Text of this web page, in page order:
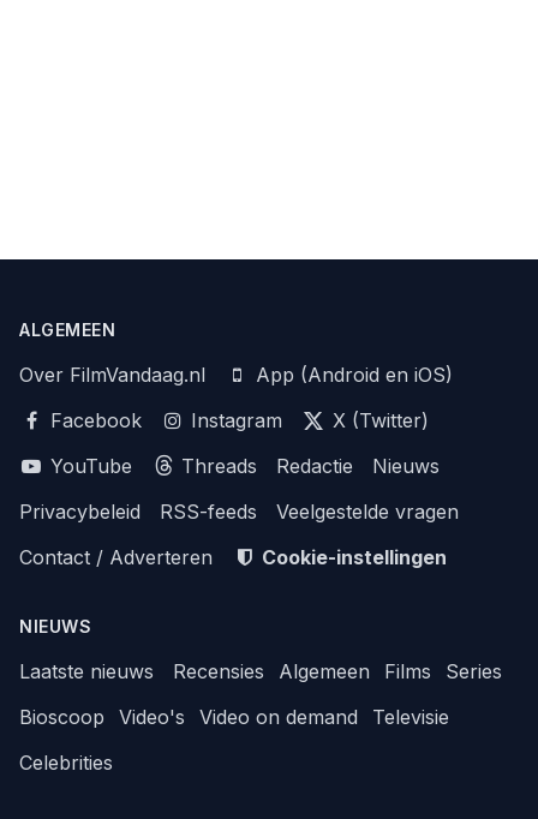
ALGEMEEN
Over FilmVandaag.nl
App (Android en iOS)
Facebook
Instagram
X (Twitter)
YouTube
Threads Redactie
Nieuws
Privacybeleid
RSS-feeds
Veelgestelde vragen
Contact / Adverteren
Cookie-instellingen
NIEUWS
Laatste nieuws Recensies Algemeen Films
Series
Bioscoop
Video's Video on demand
Televisie
Celebrities